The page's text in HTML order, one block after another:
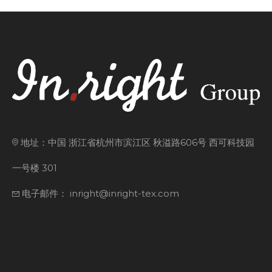
地址：中国 浙江省杭州市滨江区 秋溢路606号 西可科技园
一号楼 301
电子邮件： inright@inright-tex.com